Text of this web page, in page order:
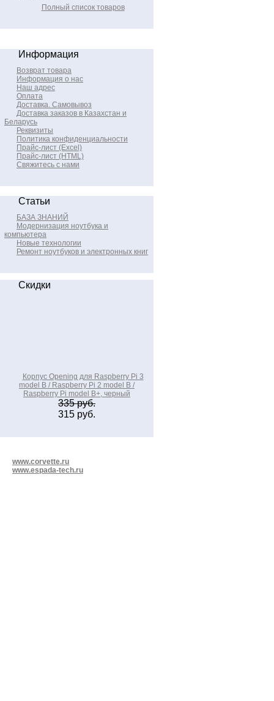
Полный список товаров
Информация
Возврат товара
Информация о нас
Наш адрес
Оплата
Доставка. Самовывоз
Доставка заказов в Казахстан и
Беларусь
Реквизиты
Политика конфиденциальности
Прайс-лист (Excel)
Прайс-лист (HTML)
Свяжитесь с нами
Статьи
БАЗА ЗНАНИЙ
Модернизация ноутбука и
компьютера
Новые технологии
Ремонт ноутбуков и электронных книг
Скидки
Корпус Opening для Raspberry Pi 3
model B / Raspberry Pi 2 model B /
Raspberry Pi model B+, черный
335 руб.
315 руб.
www.corvette.ru
www.espada-tech.ru